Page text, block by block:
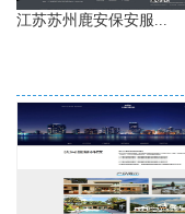
江苏苏州鹿安保安服...